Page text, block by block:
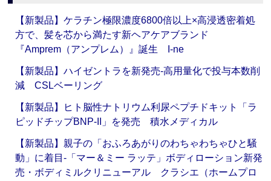
【新製品】ケラチン極限濃度6800倍以上×高浸透密着処
方で、髪を芯から満たす新ヘアケアブランド
『Amprem（アンプレム）』誕生 I-ne
【新製品】ハイゼントラを新発売‐高用量化で投与本数削
減 CSLベーリング
【新製品】ヒト脳性ナトリウム利尿ペプチドキット「ラ
ピッドチップBNP-II」を発売 積水メディカル
【新製品】親子の「おふろあがりのわちゃわちゃひと騒
動」に着目‐「マー＆ミー ラッテ」ボディローション新発
売・ボディミルクリニューアル クラシエ（ホームプロ